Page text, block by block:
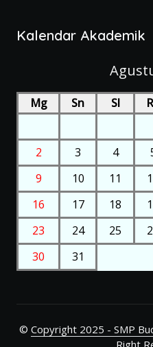
Kalendar Akademik
Mg Sn Sl
2
3 4
9
10 11
16
17 18
23
24 25
30
31
© Copyright 2025 - SMP
Right